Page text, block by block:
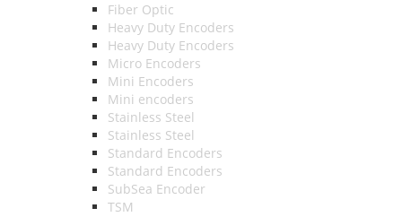
Fiber Optic
Heavy Duty Encoders
Heavy Duty Encoders
Micro Encoders
Mini Encoders
Mini encoders
Stainless Steel
Stainless Steel
Standard Encoders
Standard Encoders
SubSea Encoder
TSM